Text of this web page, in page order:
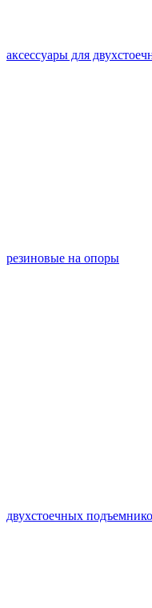
аксессуары для
резиновые на опоры
двухстоечных